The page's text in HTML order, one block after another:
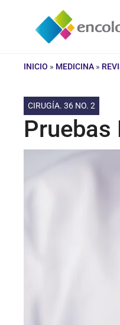
contenido
INICIO » MEDICINA »
CIRUGÍA. 36 NO. 2
Pruebas